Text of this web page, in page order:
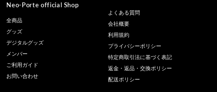
Neo-Porte official Shop
全商品
グッズ
デジタルグッズ
メンバー
ご利用ガイド
お問い合わせ
よくある質問
会社概要
利用規約
プライバシーポリシー
特定商取引法に基づく表記
返金・返品・交換ポリシー
配送ポリシー